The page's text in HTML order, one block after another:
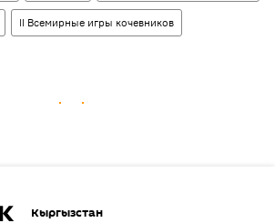
II Всемирные игры кочевников
Кыргызстан